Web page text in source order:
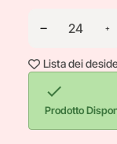
Lista dei

Prodotto